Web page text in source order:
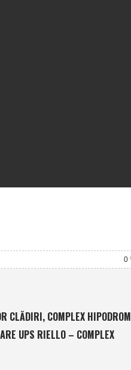
0
CLĂDIRI, COMPLEX HIPODROM
UPS RIELLO – COMPLEX